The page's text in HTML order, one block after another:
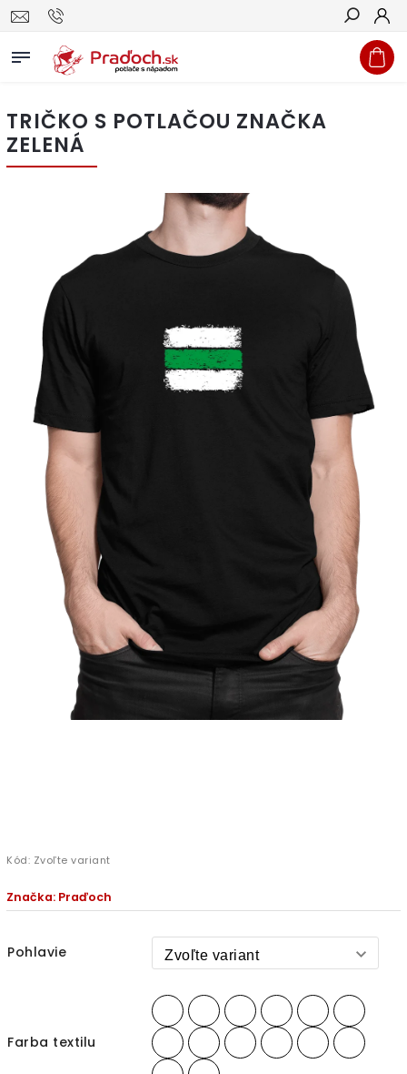
Hľadať
TRIČKO S POTLAČOU ZNAČKA
ZELENÁ
Kód: Zvoľte variant
Značka: Praďoch
Pohlavie
Farba textilu